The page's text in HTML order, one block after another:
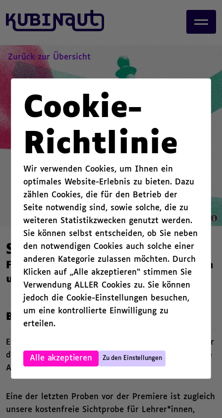
Cookie-
Richtlinie
Wir verwenden Cookies, um Ihnen ein
optimales Website-Erlebnis zu bieten. Dazu
zählen Cookies, die für den Betrieb der
Seite notwendig sind, sowie solche, die zu
weiteren Statistikzwecken genutzt werden.
Sie können selbst entscheiden, ob Sie neben
den notwendigen Cookies auch solche einer
anderen Kategorie zulassen möchten. Durch
Klicken auf „Alle akzeptieren“ stimmen Sie
Verwendung ALLER Cookies zu. Sie können
jedoch die Cookie-Einstellungen besuchen,
um eine kontrollierte Einwilligung zu
erteilen.
,
Alle akzeptieren Zu den Einstellungen
o
n
c
n
,
,
Zurück zur Übersicht
Sichtprobe „Pinocchio“
Für Lehrer*innen, Multiplikator*innen
und Interessierte
Beschreibung ,
Erleben Sie unsere neuen Inszenierungen bereits vor
der Premiere, damit Sie entscheiden können, welche
Angebote spannend für Ihre Schüler*innen sind!
Eine der letzten Proben vor der Premiere ist zugleich
unsere kostenfreie Sichtprobe für Lehrer*innen,